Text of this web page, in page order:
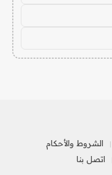
الشروط والأحكام
اتصل بنا